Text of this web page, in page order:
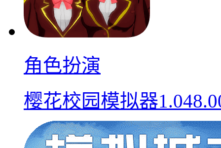
角色扮演
樱花校园模拟器